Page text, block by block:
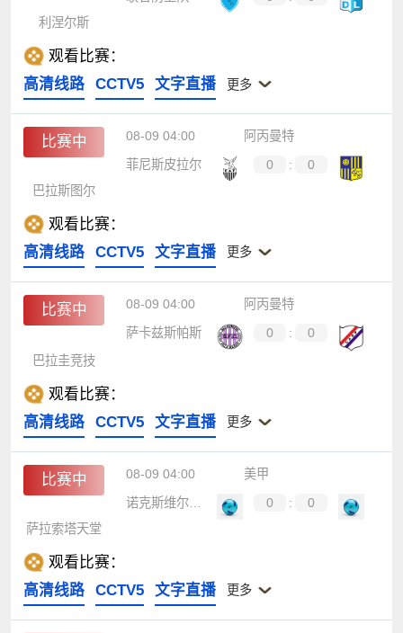
利涅尔斯
观看比赛：
高清线路
CCTV5 文字直播 更多
比赛中 08-09 04:00
阿丙曼特
菲尼斯皮拉尔
0 :
0
巴拉斯图尔
观看比赛：
高清线路
CCTV5 文字直播 更多
比赛中 08-09 04:00
阿丙曼特
萨卡兹斯帕斯
0 :
0
巴拉圭竞技
观看比赛：
高清线路
CCTV5 文字直播 更多
比赛中 08-09 04:00
美甲
诺克斯维尔部队
0 :
0
萨拉索塔天堂
观看比赛：
高清线路
CCTV5 文字直播 更多